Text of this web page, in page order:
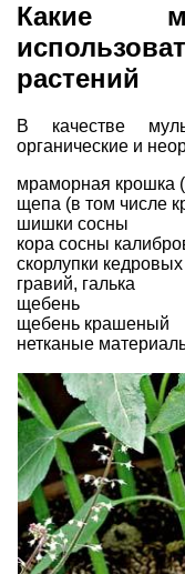
Какие
растений
В качестве
органические и
мраморная крошка
щепа (в том числе
шишки сосны
кора сосны
скорлупки
гравий, галька
щебень
щебень крашеный
нетканые